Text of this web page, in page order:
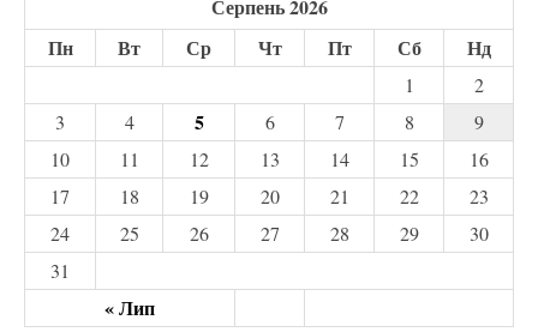
Серпень 2026
Пн
Вт Ср Чт Пт Сб Нд
« Лип
1
2
3
4 5 6 7 8
9
10
11 12 13 14 15
16
17
18 19 20 21 22
23
24
25 26 27 28 29
30
31